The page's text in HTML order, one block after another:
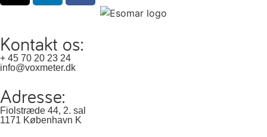
Kontakt os:
+ 45 70 20 23 24
info@voxmeter.dk
Adresse:
Fiolstræde 44, 2. sal
1171 København K